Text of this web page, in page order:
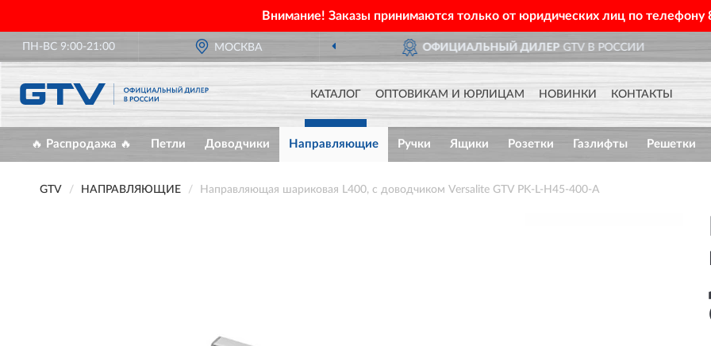
Внимание! Заказы принимаются только от юридических лиц по телефону
ПН-ВС 9:00-21:00 МОСКВАОФИЦИАЛЬНЫЙ ДИЛЕР GTV В РОССИИ
КАТАЛОГ ОПТОВИКАМ И ЮРЛИЦАМ НОВИНКИ КОНТАКТЫ
🔥 Распродажа 🔥 Петли Доводчики Направляющие Ручки Ящики Розетки Газлифты Решетки
GTV НАПРАВЛЯЮЩИЕ Направляющая шариковая L400, с доводчиком Versalite GTV PK-L-H45-400-A